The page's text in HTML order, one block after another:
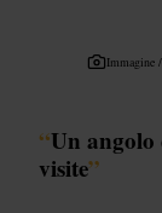
Immagine /
“Un angolo
visite”